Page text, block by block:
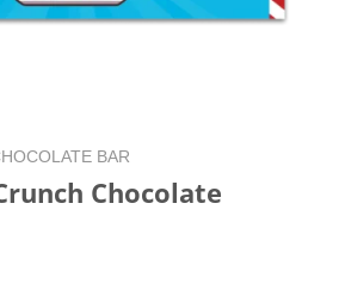
BAR
Chocolate